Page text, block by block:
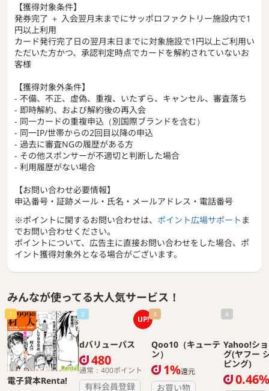
【獲得対象条件】
発券完了 ＋ 入会翌月末までにサッポロファクトリー施設内で1
円以上利用
カード発行完了日の翌月末日までに対象施設で1円以上ご利用い
ただいた方かつ、承認判定時点でカードを解約されていないお
客様
【獲得対象外条件】
- 不備、不正、虚偽、重複、いたずら、キャンセル、審査落ち
- 即時解約、および解約後の再入会
- 同一カードの重複申込（別国際ブランドを含む）
- 同一IP/世帯からの2回目以降の申込
- 過去に審査NGの履歴がある方
- その他スポンサーが不適切と判断した場合
- 利用履歴がない場合
【お問い合わせ必要情報】
申込番号・証跡メール・氏名・メールアドレス・電話番号
※ポイントに関するお問い合わせは、 ポイント広場サポート ま
でお問い合わせください。
ポイントについて、広告主に直接お問い合わせをした場合、ポ
イント獲得対象外となる場合がございます。
みんなが使ってる大人気サービス！
1
電子貸本Renta!
2 UP!
dバリューパス
3
Qoo10（キューテ
ン）
1%還元
お買い物
4
Yahoo!シ
グ(ヤフー
ピング)
0.46%